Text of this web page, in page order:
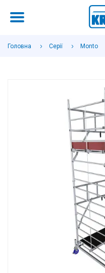
Головна Серії Monto